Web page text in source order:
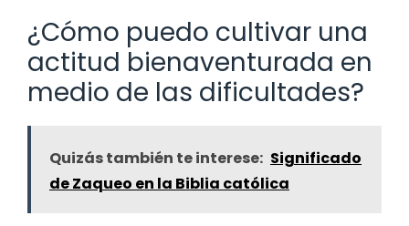
¿Cómo puedo cultivar una
actitud bienaventurada en
medio de las dificultades?
Quizás también te interese: Significado
de Zaqueo en la Biblia católica